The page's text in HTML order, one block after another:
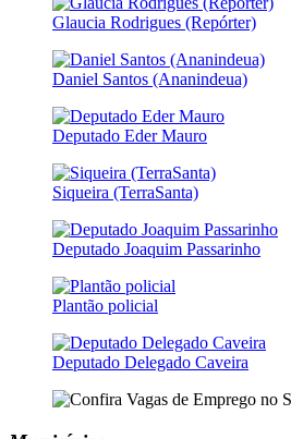
Glaucia Rodrigues (Repórter)
Daniel Santos (Ananindeua)
Deputado Eder Mauro
Siqueira (TerraSanta)
Deputado Joaquim Passarinho
Plantão policial
Deputado Delegado Caveira